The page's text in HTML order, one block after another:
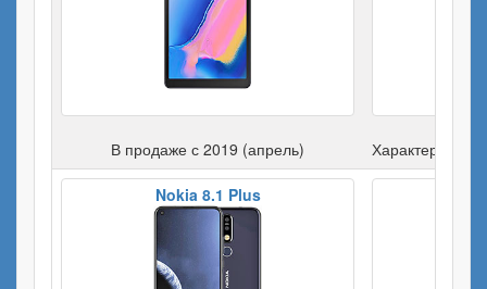
В продаже с 2019 (апрель)
Nokia 8.1 Plus